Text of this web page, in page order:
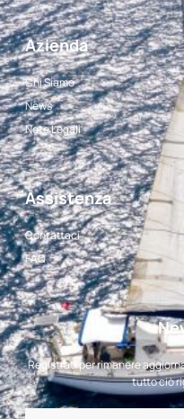
Azienda
Chi Siamo
News
Note Legali
Assistenza
Contattaci
FAQ
Registrati per rimanere
tutto ciò